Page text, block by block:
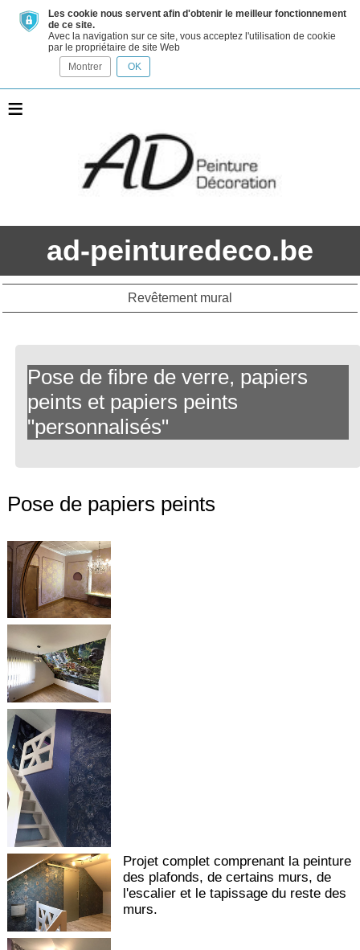
Les cookie nous servent afin d'obtenir le meilleur fonctionnement
de ce site.
Avec la navigation sur ce site, vous acceptez l'utilisation de cookie
par le propriétaire de site Web
Montrer
OK
≡
ad-peinturedeco.be
Revêtement mural
Pose de fibre de verre, papiers
peints et papiers peints
"personnalisés"
Pose de papiers peints
Projet complet comprenant la peinture
des plafonds, de certains murs, de
l'escalier et le tapissage du reste des
murs.